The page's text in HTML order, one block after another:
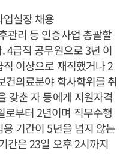
실장 채용
관리 등 인증사업 총괄할
4급직 공무원으로 3년 이
이상으로 재직했거나 2
건의료분야 학사학위를 취
갖춘 자 등에게 지원자격
로부터 2년이며 직무수행
기간이 5년을 넘지 않는
간은 23일 오후 2시까지